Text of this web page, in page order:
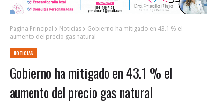
Página Principal Noticias
Gobierno ha mitigado en 43.1 % el
aumento del precio gas natural
NOTICIAS
Gobierno ha mitigado en 43.1 % el
aumento del precio gas natural